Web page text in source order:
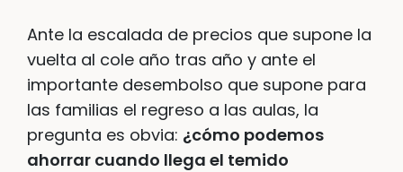
Ante la escalada de precios que supone la
vuelta al cole año tras año y ante el
importante desembolso que supone para
las familias el regreso a las aulas, la
pregunta es obvia: ¿cómo podemos
ahorrar cuando llega el temido